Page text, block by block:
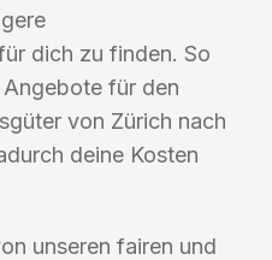
dich zu finden. So
für den
von Zürich nach
deine Kosten
unseren fairen und